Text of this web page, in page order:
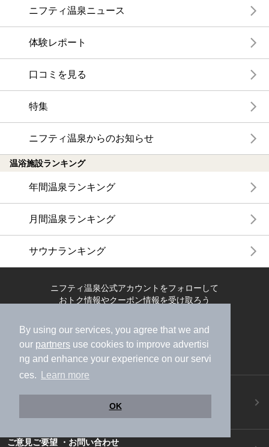
By using our services, you agree that we and
our partners use cookies to improve advertisi
ng and enhance your experience on our servi
ces.
Learn more
OK
ニフティ温泉ニュース
体験レポート
口コミを見る
特集
ニフティ温泉からのお知らせ
温浴施設ランキング
年間温泉ランキング
月間温泉ランキング
サウナランキング
ニフティ温泉公式アカウントをフォローして
おトク情報やクーポン情報を受け取ろう
地図から温泉検索！お得な限定クーポンも！
ご意見ご要望 ・お問い合わせ